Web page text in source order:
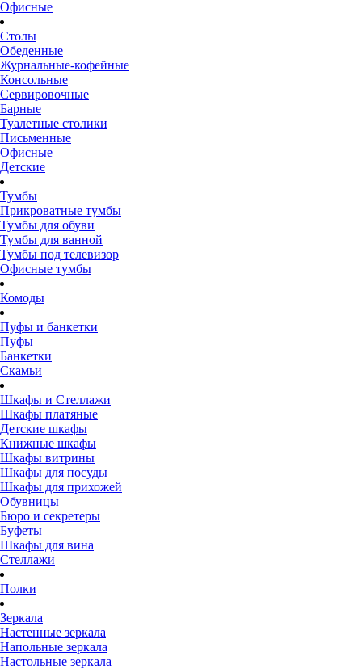
Офисные
Столы
Обеденные
Журнальные-кофейные
Консольные
Сервировочные
Барные
Туалетные столики
Письменные
Офисные
Детские
Тумбы
Прикроватные тумбы
Тумбы для обуви
Тумбы для ванной
Тумбы под телевизор
Офисные тумбы
Комоды
Пуфы и банкетки
Пуфы
Банкетки
Скамьи
Шкафы и Стеллажи
Шкафы платяные
Детские шкафы
Книжные шкафы
Шкафы витрины
Шкафы для посуды
Шкафы для прихожей
Обувницы
Бюро и секретеры
Буфеты
Шкафы для вина
Стеллажи
Полки
Зеркала
Настенные зеркала
Напольные зеркала
Настольные зеркала